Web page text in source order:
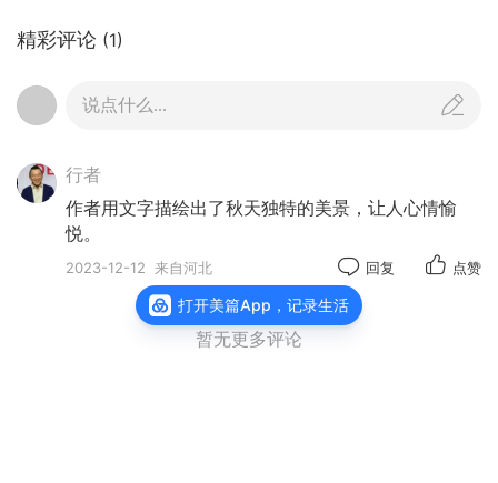
精彩评论 (1)
说点什么...
行者
作者用文字描绘出了秋天独特的美景，让人心情愉
悦。
2023-12-12 来自河北 回复 点赞
暂无更多评论
打开美篇App，记录生活